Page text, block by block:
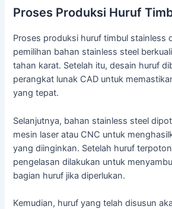
Proses Produksi Huruf
Proses produksi huruf timbul stainless
pemilihan bahan stainless steel
tahan karat. Setelah itu, desain huruf
perangkat lunak CAD untuk
yang tepat.
Selanjutnya, bahan stainless steel
mesin laser atau CNC untuk
yang diinginkan. Setelah huruf
pengelasan dilakukan untuk
bagian huruf jika diperlukan.
Kemudian, huruf yang telah disusun